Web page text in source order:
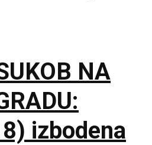
NA
izbodena